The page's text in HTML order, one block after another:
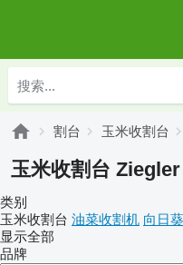
割台 玉米收割台
玉米收割台 Ziegler
类别
玉米收割台 油菜收割机 向日
显示全部
品牌